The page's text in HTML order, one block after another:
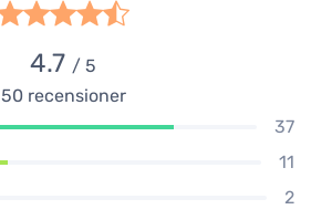
4.7 / 5
50recensioner
37
11
2